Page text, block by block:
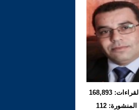
168,893
112